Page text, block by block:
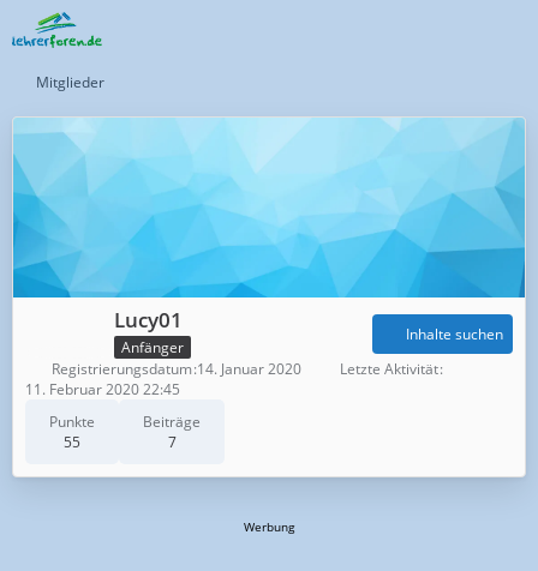
Mitglieder
Lucy01
Anfänger
Punkte
55
Beiträge
7
Inhalte suchen
Registrierungsdatum 14. Januar 2020
Letzte Aktivität
11. Februar 2020 22:45
Werbung